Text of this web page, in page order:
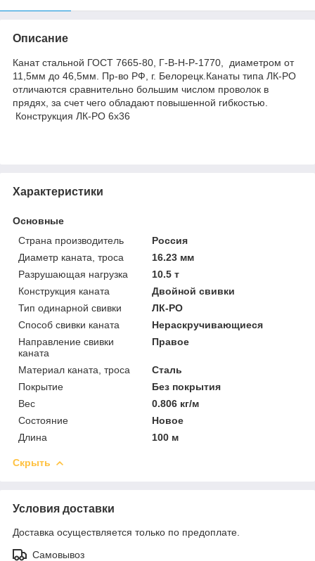
Описание
Канат стальной ГОСТ 7665-80, Г-В-Н-Р-1770, диаметром от
11,5мм до 46,5мм. Пр-во РФ, г. Белорецк.Канаты типа ЛК-РО
отличаются сравнительно большим числом проволок в
прядях, за счет чего обладают повышенной гибкостью.
Конструкция ЛК-РО 6х36
Характеристики
Основные
Страна производитель
Россия
Диаметр каната, троса
16.23 мм
Разрушающая нагрузка
10.5 т
Конструкция каната
Двойной свивки
Тип одинарной свивки
ЛК-РО
Способ свивки каната
Нераскручивающиеся
Направление свивки
каната
Правое
Материал каната, троса
Сталь
Покрытие
Без покрытия
Вес
0.806 кг/м
Состояние
Новое
Длина
100 м
Скрыть
Условия доставки
Доставка осуществляется только по предоплате.
Самовывоз